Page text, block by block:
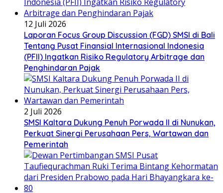
12 Juli 2026
Laporan Focus Group Discussion (FGD) SMSI di Bali
Tentang Pusat Finansial Internasional Indonesia
(PFII) Ingatkan Risiko Regulatory Arbitrage dan
Penghindaran Pajak
2 Juli 2026
SMSI Kaltara Dukung Penuh Porwada II di Nunukan,
Perkuat Sinergi Perusahaan Pers, Wartawan dan
Pemerintah